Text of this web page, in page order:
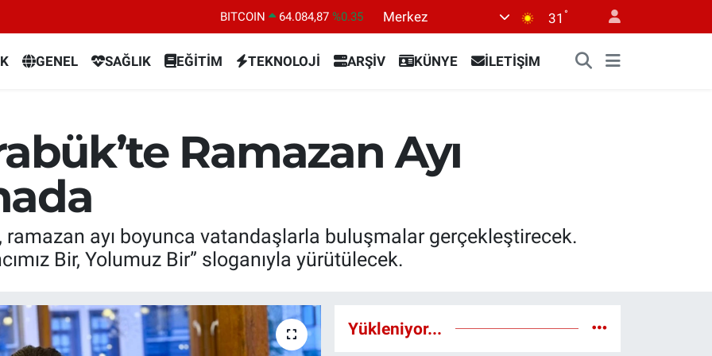
DOLAR
47,5760 %0.1
EURO
55,0126
%0.29
BİST100
13.647 %-30
Merkez 31 °
GENEL SAĞLIK EĞİTİM TEKNOLOJİ ARŞİV KÜNYE İLETİŞİM
Ramazan Ayı
ramazan ayı boyunca vatandaşlarla buluşmalar gerçekleştirecek.
Bir, Yolumuz Bir” sloganıyla yürütülecek.
Yükleniyor...